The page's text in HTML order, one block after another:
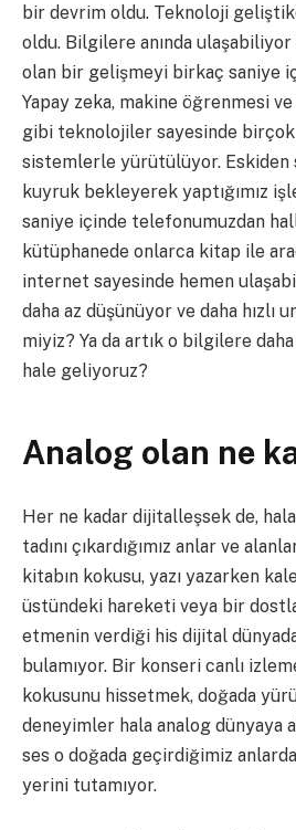
bir devrim oldu. Teknoloji
oldu. Bilgilere anında
olan bir gelişmeyi birkaç saniye
Yapay zeka, makine öğrenmesi
gibi teknolojiler sayesinde
sistemlerle yürütülüyor. Eskiden
kuyruk bekleyerek yaptığımız
saniye içinde telefonumuzdan
kütüphanede onlarca kitap ile
internet sayesinde hemen
daha az düşünüyor ve daha hızlı
miyiz? Ya da artık o bilgilere
hale geliyoruz?
Analog olan ne
Her ne kadar dijitalleşsek de,
tadını çıkardığımız anlar ve
kitabın kokusu, yazı yazarken
üstündeki hareketi veya bir
etmenin verdiği his dijital
bulamıyor. Bir konseri canlı
kokusunu hissetmek, doğada
deneyimler hala analog dünyaya
ses o doğada geçirdiğimiz
yerini tutamıyor.